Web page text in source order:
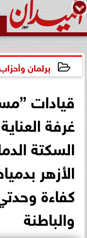
برلمان
قيادات
غرفة
السكتة
الأزهر
كفاءة
والباطنة